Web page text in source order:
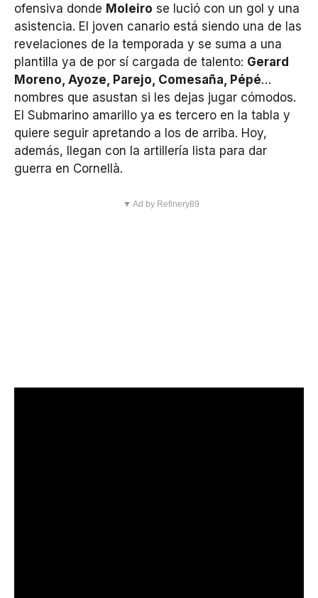
ofensiva donde Moleiro se lució con un gol y una
asistencia. El joven canario está siendo una de las
revelaciones de la temporada y se suma a una
plantilla ya de por sí cargada de talento: Gerard
Moreno, Ayoze, Parejo, Comesaña, Pépé…
nombres que asustan si les dejas jugar cómodos.
El Submarino amarillo ya es tercero en la tabla y
quiere seguir apretando a los de arriba. Hoy,
además, llegan con la artillería lista para dar
guerra en Cornellà.
▼ Ad by Refinery89